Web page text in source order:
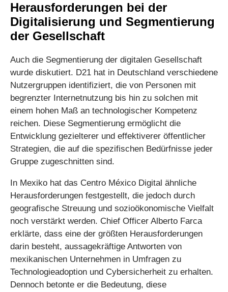
Herausforderungen bei der
Digitalisierung und Segmentierung
der Gesellschaft
Auch die Segmentierung der digitalen Gesellschaft
wurde diskutiert. D21 hat in Deutschland verschiedene
Nutzergruppen identifiziert, die von Personen mit
begrenzter Internetnutzung bis hin zu solchen mit
einem hohen Maß an technologischer Kompetenz
reichen. Diese Segmentierung ermöglicht die
Entwicklung gezielterer und effektiverer öffentlicher
Strategien, die auf die spezifischen Bedürfnisse jeder
Gruppe zugeschnitten sind.
In Mexiko hat das Centro México Digital ähnliche
Herausforderungen festgestellt, die jedoch durch
geografische Streuung und sozioökonomische Vielfalt
noch verstärkt werden. Chief Officer Alberto Farca
erklärte, dass eine der größten Herausforderungen
darin besteht, aussagekräftige Antworten von
mexikanischen Unternehmen in Umfragen zu
Technologieadoption und Cybersicherheit zu erhalten.
Dennoch betonte er die Bedeutung, diese